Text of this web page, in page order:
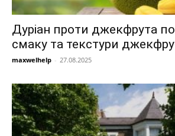
Дуріан проти джекфрута
смаку та текстури
maxwelhelp - 27.08.2025